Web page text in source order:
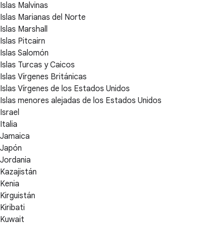
Islas Malvinas
Islas Marianas del Norte
Islas Marshall
Islas Pitcairn
Islas Salomón
Islas Turcas y Caicos
Islas Vírgenes Británicas
Islas Vírgenes de los Estados Unidos
Islas menores alejadas de los Estados Unidos
Israel
Italia
Jamaica
Japón
Jordania
Kazajistán
Kenia
Kirguistán
Kiribati
Kuwait